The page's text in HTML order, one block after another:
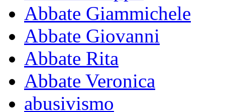
Abbate Giammichele
Abbate Giovanni
Abbate Rita
Abbate Veronica
abusivismo